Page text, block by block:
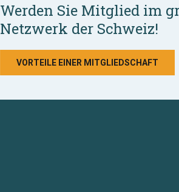
Werden Sie Mitglied im
Netzwerk der Schweiz!
VORTEILE EINER MITGLIEDSCHAFT